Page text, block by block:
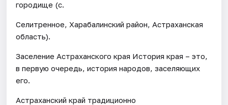
городище (с.
Селитренное, Харабалинский район, Астраханская
область).
Заселение Астраханского края История края – это,
в первую очередь, история народов, заселяющих
его.
Астраханский край традиционно